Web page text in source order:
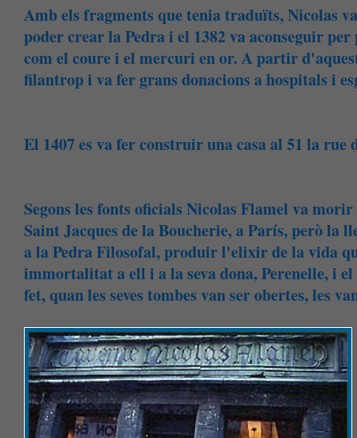
Amb els fragments que tenia traduïts, Nicolas
poder crear la Pedra i el 1382 va aconseguir
com el coure i el mercuri en or. A partir
filantrop i va fer grans donacions a hospitals i
El 1407 es va fer construir una casa al 51 la
Segons les fonts oficials Nicolas Flamel va
Saint Jacques de la Boucherie, a París, però la
a la Pedra Filosofal, produir l'elixir de la vida
immortalitat a ell i a la seva dona, Perenelle, i
fet, quan les seves tombes van ser obertes, les